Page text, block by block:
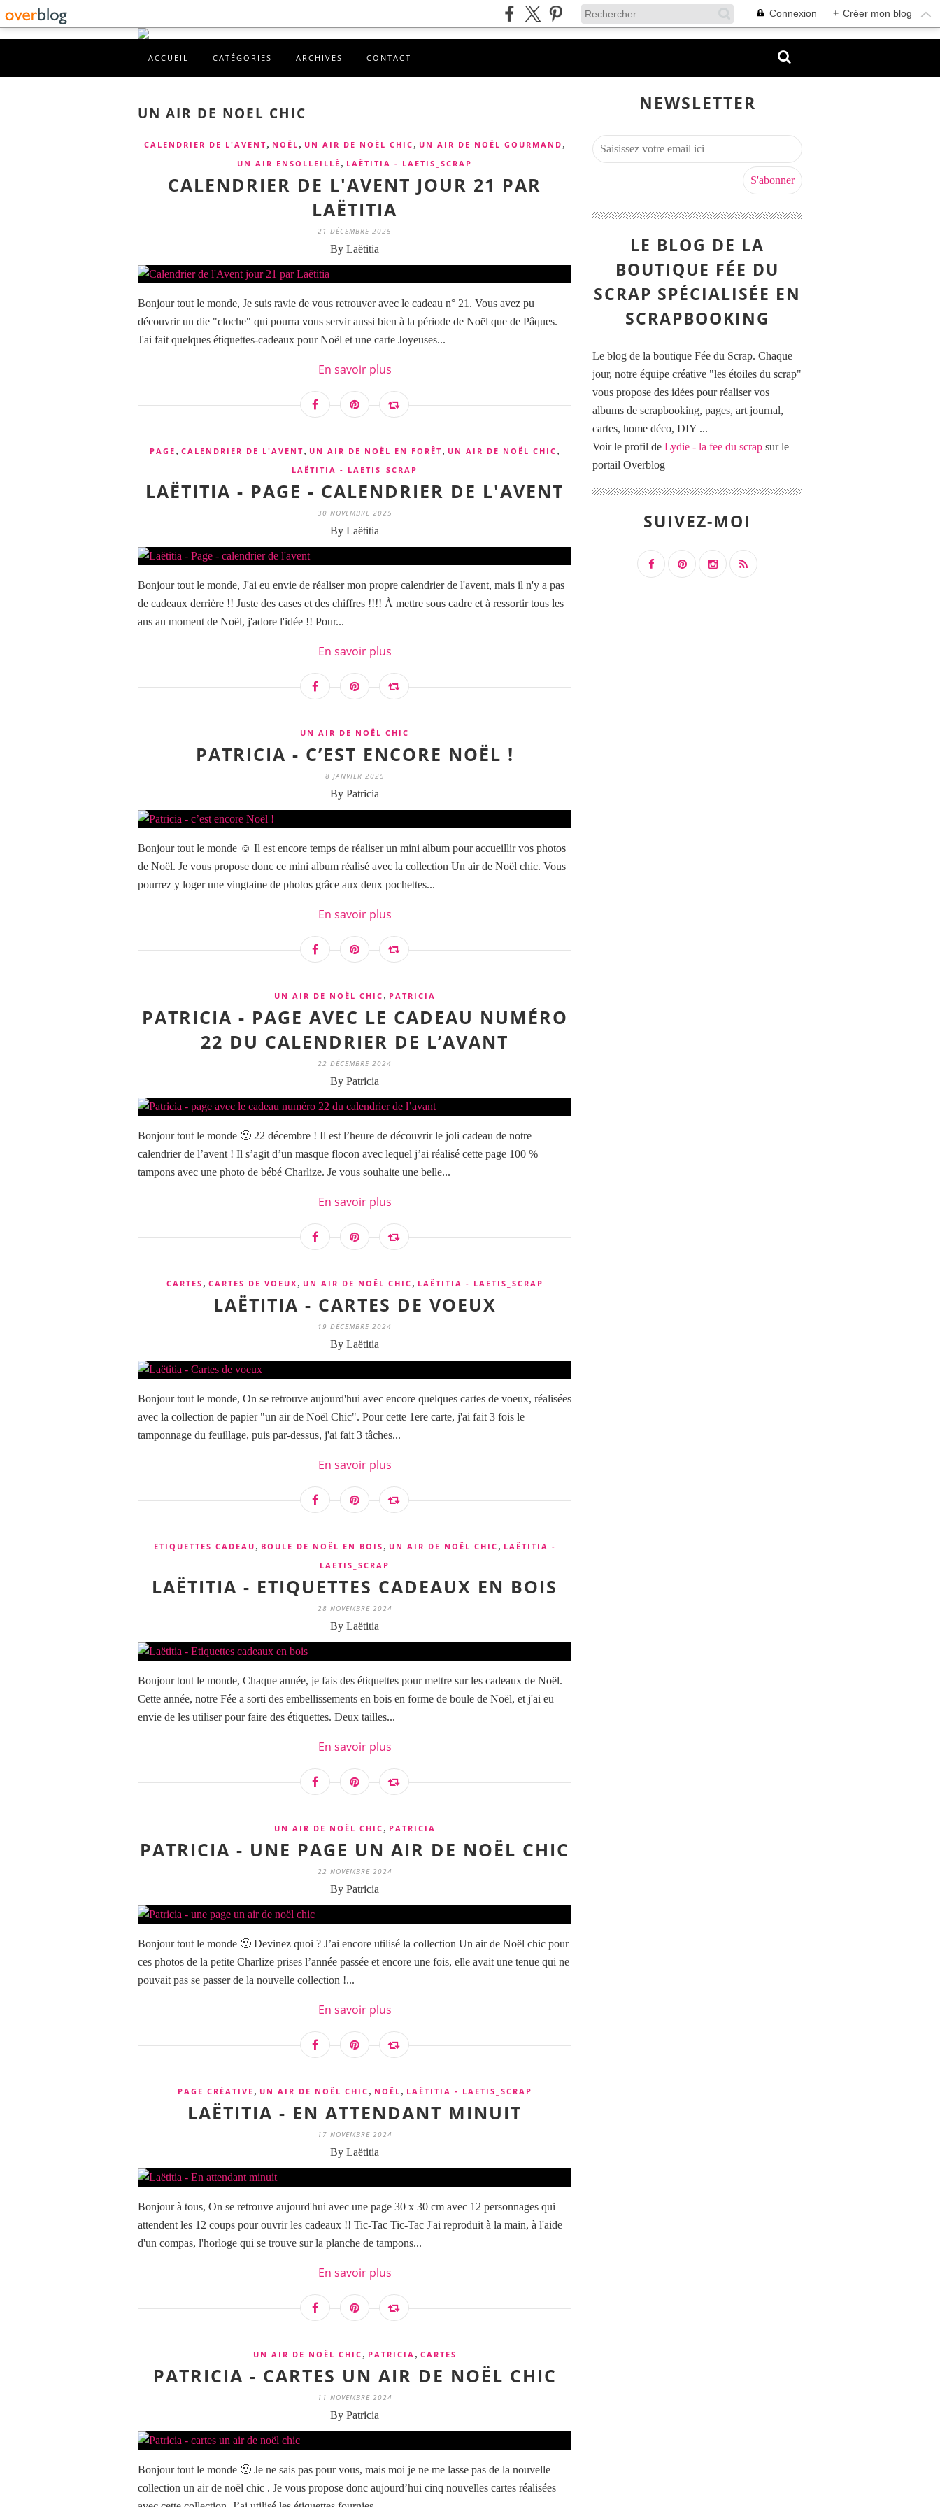
Connexion + Créer mon blog
ACCUEIL CATÉGORIES ARCHIVES CONTACT
UN AIR DE NOEL CHIC
CALENDRIER DE L'AVENT, NOËL , UN AIR DE NOËL CHIC , UN AIR DE NOËL GOURMAND ,
UN AIR ENSOLLEILLÉ , LAËTITIA - LAETIS_SCRAP
CALENDRIER DE L'AVENT JOUR 21 PAR
LAËTITIA
21 DÉCEMBRE 2025
By Laëtitia
Bonjour tout le monde, Je suis ravie de vous retrouver avec le cadeau n° 21. Vous avez pu
découvrir un die "cloche" qui pourra vous servir aussi bien à la période de Noël que de Pâques.
J'ai fait quelques étiquettes-cadeaux pour Noël et une carte Joyeuses...
En savoir plus
PAGE , CALENDRIER DE L'AVENT, UN AIR DE NOËL EN FORÊT, UN AIR DE NOËL CHIC ,
LAËTITIA - LAETIS_SCRAP
LAËTITIA - PAGE - CALENDRIER DE L'AVENT
30 NOVEMBRE 2025
By Laëtitia
Bonjour tout le monde, J'ai eu envie de réaliser mon propre calendrier de l'avent, mais il n'y a pas
de cadeaux derrière !! Juste des cases et des chiffres !!!! À mettre sous cadre et à ressortir tous les
ans au moment de Noël, j'adore l'idée !! Pour...
En savoir plus
UN AIR DE NOËL CHIC
PATRICIA - C’EST ENCORE NOËL !
8 JANVIER 2025
By Patricia
Bonjour tout le monde ☺️ Il est encore temps de réaliser un mini album pour accueillir vos photos
de Noël. Je vous propose donc ce mini album réalisé avec la collection Un air de Noël chic. Vous
pourrez y loger une vingtaine de photos grâce aux deux pochettes...
En savoir plus
UN AIR DE NOËL CHIC , PATRICIA
PATRICIA - PAGE AVEC LE CADEAU NUMÉRO
22 DU CALENDRIER DE L’AVANT
22 DÉCEMBRE 2024
By Patricia
Bonjour tout le monde 🙂 22 décembre ! Il est l’heure de découvrir le joli cadeau de notre
calendrier de l’avent ! Il s’agit d’un masque flocon avec lequel j’ai réalisé cette page 100 %
tampons avec une photo de bébé Charlize. Je vous souhaite une belle...
En savoir plus
CARTES , CARTES DE VOEUX , UN AIR DE NOËL CHIC , LAËTITIA - LAETIS_SCRAP
LAËTITIA - CARTES DE VOEUX
19 DÉCEMBRE 2024
By Laëtitia
Bonjour tout le monde, On se retrouve aujourd'hui avec encore quelques cartes de voeux, réalisées
avec la collection de papier "un air de Noël Chic". Pour cette 1ere carte, j'ai fait 3 fois le
tamponnage du feuillage, puis par-dessus, j'ai fait 3 tâches...
En savoir plus
ETIQUETTES CADEAU , BOULE DE NOËL EN BOIS , UN AIR DE NOËL CHIC , LAËTITIA -
LAETIS_SCRAP
LAËTITIA - ETIQUETTES CADEAUX EN BOIS
28 NOVEMBRE 2024
By Laëtitia
Bonjour tout le monde, Chaque année, je fais des étiquettes pour mettre sur les cadeaux de Noël.
Cette année, notre Fée a sorti des embellissements en bois en forme de boule de Noël, et j'ai eu
envie de les utiliser pour faire des étiquettes. Deux tailles...
En savoir plus
UN AIR DE NOËL CHIC , PATRICIA
PATRICIA - UNE PAGE UN AIR DE NOËL CHIC
22 NOVEMBRE 2024
By Patricia
Bonjour tout le monde 🙂 Devinez quoi ? J’ai encore utilisé la collection Un air de Noël chic pour
ces photos de la petite Charlize prises l’année passée et encore une fois, elle avait une tenue qui ne
pouvait pas se passer de la nouvelle collection !...
En savoir plus
PAGE CRÉATIVE , UN AIR DE NOËL CHIC , NOËL , LAËTITIA - LAETIS_SCRAP
LAËTITIA - EN ATTENDANT MINUIT
17 NOVEMBRE 2024
By Laëtitia
Bonjour à tous, On se retrouve aujourd'hui avec une page 30 x 30 cm avec 12 personnages qui
attendent les 12 coups pour ouvrir les cadeaux !! Tic-Tac Tic-Tac J'ai reproduit à la main, à l'aide
d'un compas, l'horloge qui se trouve sur la planche de tampons...
En savoir plus
UN AIR DE NOËL CHIC , PATRICIA , CARTES
PATRICIA - CARTES UN AIR DE NOËL CHIC
11 NOVEMBRE 2024
By Patricia
Bonjour tout le monde 🙂 Je ne sais pas pour vous, mais moi je ne me lasse pas de la nouvelle
collection un air de noël chic . Je vous propose donc aujourd’hui cinq nouvelles cartes réalisées
NEWSLETTER
LE BLOG DE LA
BOUTIQUE FÉE DU
SCRAP SPÉCIALISÉE EN
SCRAPBOOKING
Le blog de la boutique Fée du Scrap. Chaque
jour, notre équipe créative "les étoiles du scrap"
vous propose des idées pour réaliser vos
albums de scrapbooking, pages, art journal,
cartes, home déco, DIY ...
Voir le profil de Lydie - la fee du scrap sur le
portail Overblog
SUIVEZ-MOI